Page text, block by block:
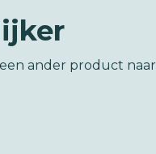
ander product naar